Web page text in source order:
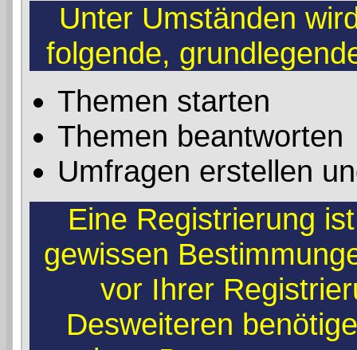
Unter Umständen
folgende,
Themen starten
Themen beantworten
Umfragen erstellen
Eine Registrierung
gewissen
vor Ihrer
Desweiteren